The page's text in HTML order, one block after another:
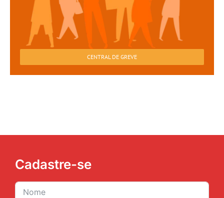
CENTRAL DE GREVE
Cadastre-se